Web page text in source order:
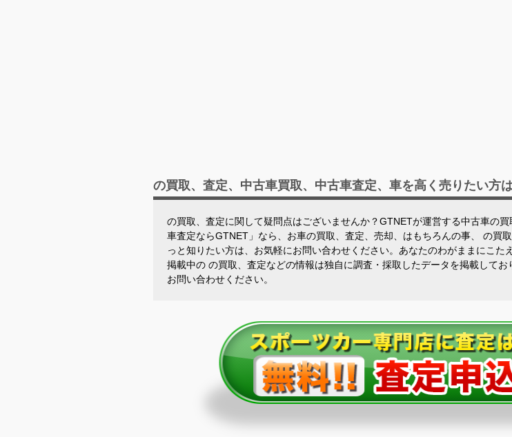
の買取、査定、中古車買取、中古車査定、車を高く売りたい方
の買取、査定に関して疑問点はございませんか？GTNETが運営する中古車の
車査定ならGTNET」なら、お車の買取、査定、売却、はもちろんの事、 の買
っと知りたい方は、お気軽にお問い合わせください。あなたのわがままにこた
掲載中の の買取、査定などの情報は独自に調査・採取したデータを掲載して
お問い合わせください。